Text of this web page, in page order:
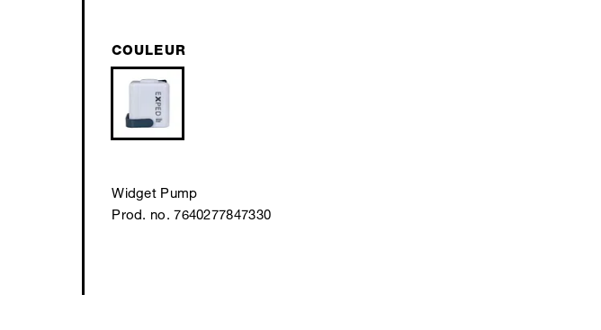
COULEUR
Widget Pump
Prod. no. 7640277847330